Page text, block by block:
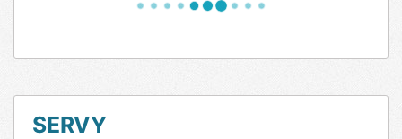
SERVY